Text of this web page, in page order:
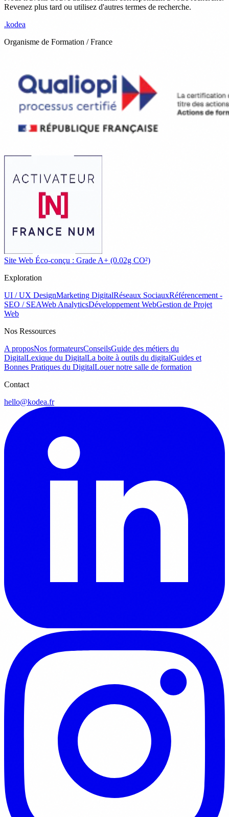
Revenez plus tard ou utilisez d'autres termes de recherche.
.kodea
Organisme de Formation / France
Site Web Éco-conçu : Grade A+ (0.02g CO²)
Exploration
UI / UX DesignMarketing DigitalRéseaux SociauxRéférencement -
SEO / SEAWeb AnalyticsDéveloppement WebGestion de Projet
Web
Nos Ressources
A proposNos formateursConseilsGuide des métiers du
DigitalLexique du DigitalLa boite à outils du digitalGuides et
Bonnes Pratiques du DigitalLouer notre salle de formation
Contact
hello@kodea.fr